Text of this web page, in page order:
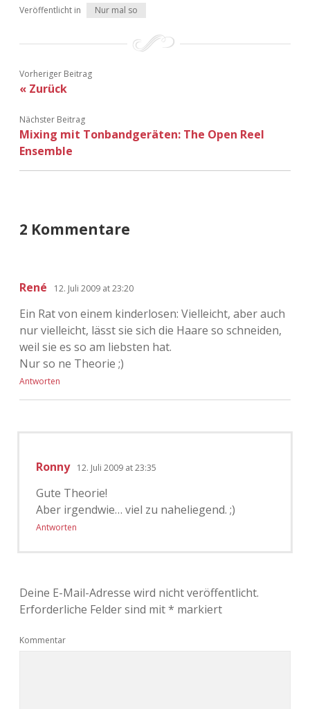
Adventskalender 2020
Adventskalender 2023
Veröffentlicht in Nur mal so
Vorheriger Beitrag
« Zurück
Nächster Beitrag
Mixing mit Tonbandgeräten: The Open Reel
Ensemble
2 Kommentare
René 12. Juli 2009 at 23:20
Ein Rat von einem kinderlosen: Vielleicht, aber auch
nur vielleicht, lässt sie sich die Haare so schneiden,
weil sie es so am liebsten hat.
Nur so ne Theorie ;)
Antworten
Ronny 12. Juli 2009 at 23:35
Gute Theorie!
Aber irgendwie… viel zu naheliegend. ;)
Antworten
Deine E-Mail-Adresse wird nicht veröffentlicht.
Erforderliche Felder sind mit* markiert
Kommentar